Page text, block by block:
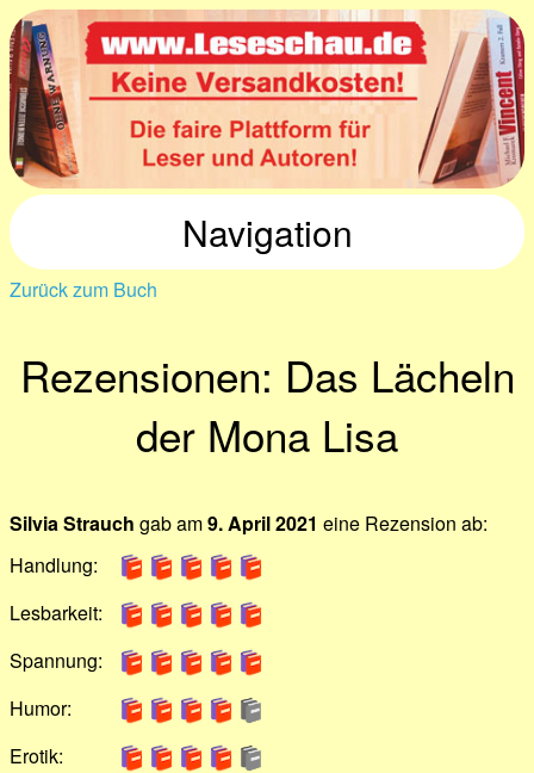
Navigation
Zurück zum Buch
Rezensionen: Das Lächeln
der Mona Lisa
Silvia Strauch gab am9. April 2021 eine Rezension ab:
Handlung:
Lesbarkeit:
Spannung:
Humor:
Erotik: